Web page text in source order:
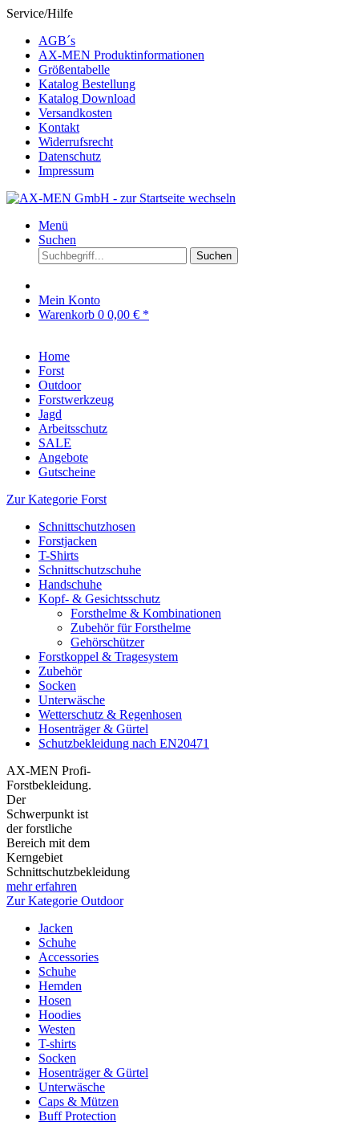
Service/Hilfe
AGB´s
AX-MEN Produktinformationen
Größentabelle
Katalog Bestellung
Katalog Download
Versandkosten
Kontakt
Widerrufsrecht
Datenschutz
Impressum
Menü
Suchen
Suchen
Mein Konto
Warenkorb 0 0,00 € *
Home
Forst
Outdoor
Forstwerkzeug
Jagd
Arbeitsschutz
SALE
Angebote
Gutscheine
Zur Kategorie Forst
Schnittschutzhosen
Forstjacken
T-Shirts
Schnittschutzschuhe
Handschuhe
Kopf- & Gesichtsschutz
Forsthelme & Kombinationen
Zubehör für Forsthelme
Gehörschützer
Forstkoppel & Tragesystem
Zubehör
Socken
Unterwäsche
Wetterschutz & Regenhosen
Hosenträger & Gürtel
Schutzbekleidung nach EN20471
AX-MEN Profi-
Forstbekleidung.
Der
Schwerpunkt ist
der forstliche
Bereich mit dem
Kerngebiet
Schnittschutzbekleidung
mehr erfahren
Zur Kategorie Outdoor
Jacken
Schuhe
Accessories
Schuhe
Hemden
Hosen
Hoodies
Westen
T-shirts
Socken
Hosenträger & Gürtel
Unterwäsche
Caps & Mützen
Buff Protection